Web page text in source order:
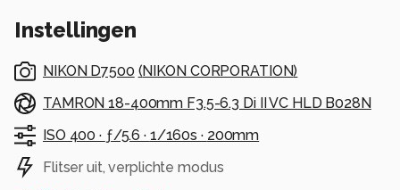
Instellingen
NIKON D7500 (NIKON CORPORATION)
TAMRON 18-400mm F3.5-6.3 Di II VC HLD B028N
ISO 400 · ƒ/5.6 · 1/160s · 200mm
Flitser uit, verplichte modus